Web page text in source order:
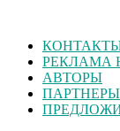
РЕКЛАМА
АВТОРЫ
ПАРТНЕРЫ